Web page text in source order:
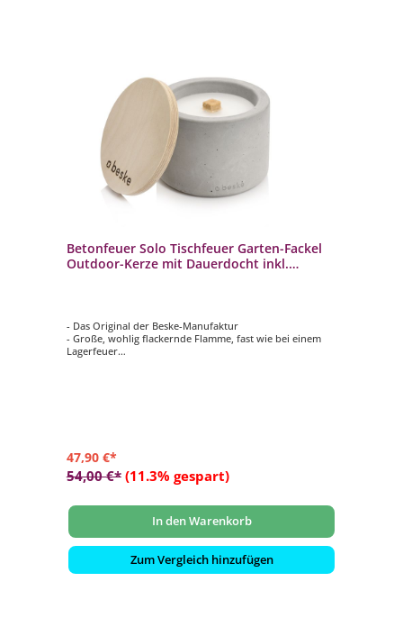
Betonfeuer Solo Tischfeuer Garten-Fackel
Outdoor-Kerze mit Dauerdocht inkl.
- Das Original der Beske-Manufaktur
- Große, wohlig flackernde Flamme, fast wie bei einem
Lagerfeuer
47,90 €*
54,00 €* (11.3% gespart)
In den Warenkorb
Zum Vergleich hinzufügen